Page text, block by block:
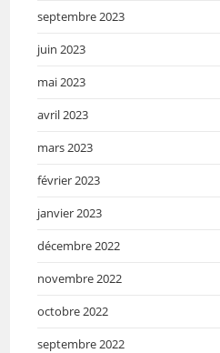
septembre 2023
juin 2023
mai 2023
avril 2023
mars 2023
février 2023
janvier 2023
décembre 2022
novembre 2022
octobre 2022
septembre 2022